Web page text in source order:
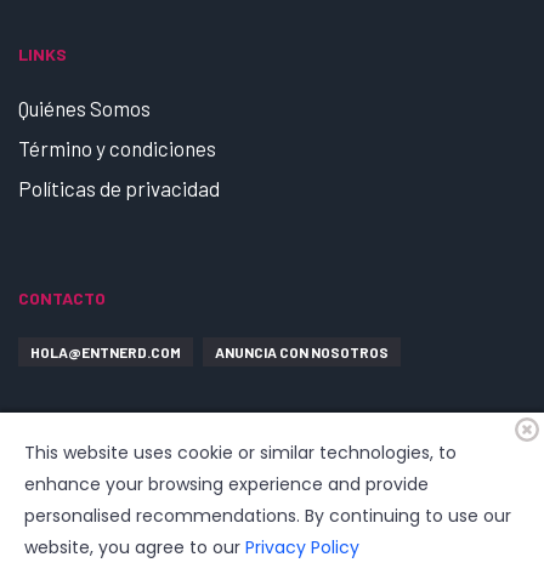
LINKS
Quiénes Somos
Término y condiciones
Políticas de privacidad
CONTACTO
HOLA@ENTNERD.COM ANUNCIA CON NOSOTROS
This website uses cookie or similar technologies, to
enhance your browsing experience and provide
personalised recommendations. By continuing to use our
website, you agree to our Privacy Policy